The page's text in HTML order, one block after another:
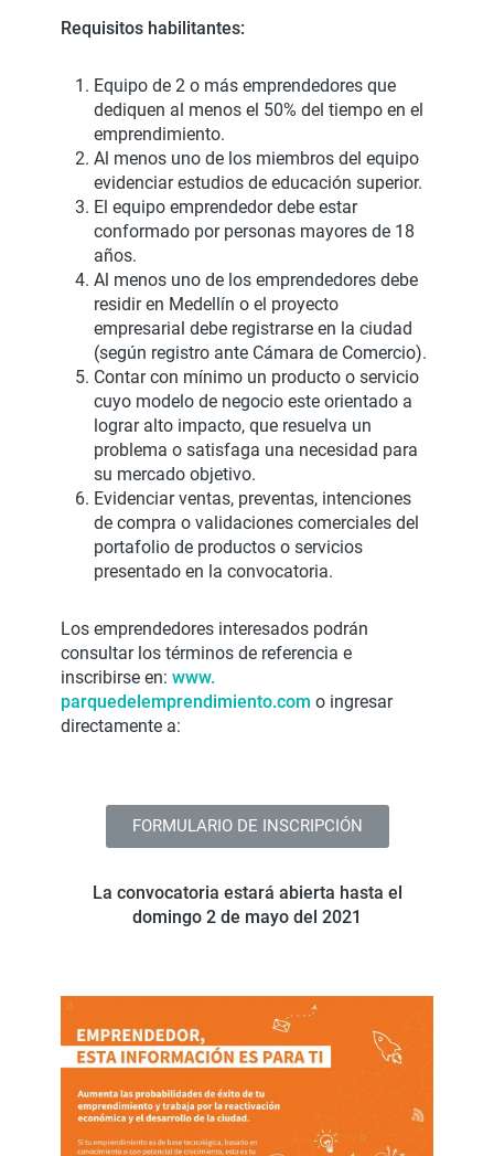
Requisitos habilitantes:
Equipo de 2 o más emprendedores que
dediquen al menos el 50% del tiempo en el
emprendimiento.
Al menos uno de los miembros del equipo
evidenciar estudios de educación superior.
El equipo emprendedor debe estar
conformado por personas mayores de 18
años.
Al menos uno de los emprendedores debe
residir en Medellín o el proyecto
empresarial debe registrarse en la ciudad
(según registro ante Cámara de Comercio).
Contar con mínimo un producto o servicio
cuyo modelo de negocio este orientado a
lograr alto impacto, que resuelva un
problema o satisfaga una necesidad para
su mercado objetivo.
Evidenciar ventas, preventas, intenciones
de compra o validaciones comerciales del
portafolio de productos o servicios
presentado en la convocatoria.
Los emprendedores interesados podrán
consultar los términos de referencia e
inscribirse en: www.
parquedelemprendimiento.com o ingresar
directamente a:
FORMULARIO DE INSCRIPCIÓN
La convocatoria estará abierta hasta el
domingo 2 de mayo del 2021